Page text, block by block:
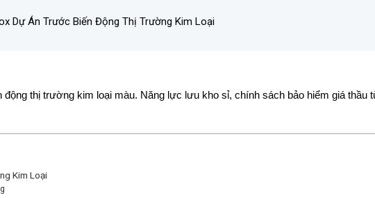
Dự Án Trước Biến Động Thị Trường Kim Loại
thị trường kim loại màu. Năng lực lưu kho sỉ, chính sách bảo hiểm giá thầu
Kim Loại